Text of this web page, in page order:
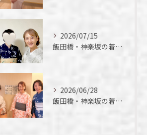
2026/07/15
飯田橋・神楽坂の着付け教室｜短期間でここまでできる！徒さん実例ご紹介
2026/06/28
飯田橋・神楽坂の着付け教室｜今年初の浴衣、落語を楽しんできました